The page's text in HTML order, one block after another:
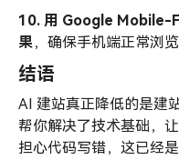
10. 用 Google Mobile-
果，确保手机端正常浏览
结语
AI 建站真正降低的是建
帮你解决了技术基础，
担心代码写错，这已经